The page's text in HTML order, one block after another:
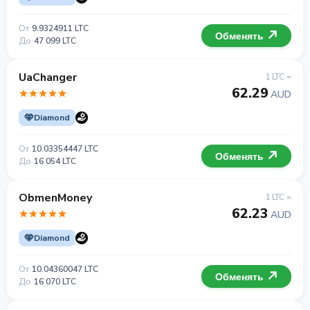
От 9.9324911 LTC
До 47 099 LTC Обменять
UaChanger
Diamond
1 LTC =
62.29 AUD
От 10.03354447 LTC
До 16 054 LTC Обменять
ObmenMoney
Diamond
1 LTC =
62.23 AUD
От 10.04360047 LTC
До 16 070 LTC Обменять